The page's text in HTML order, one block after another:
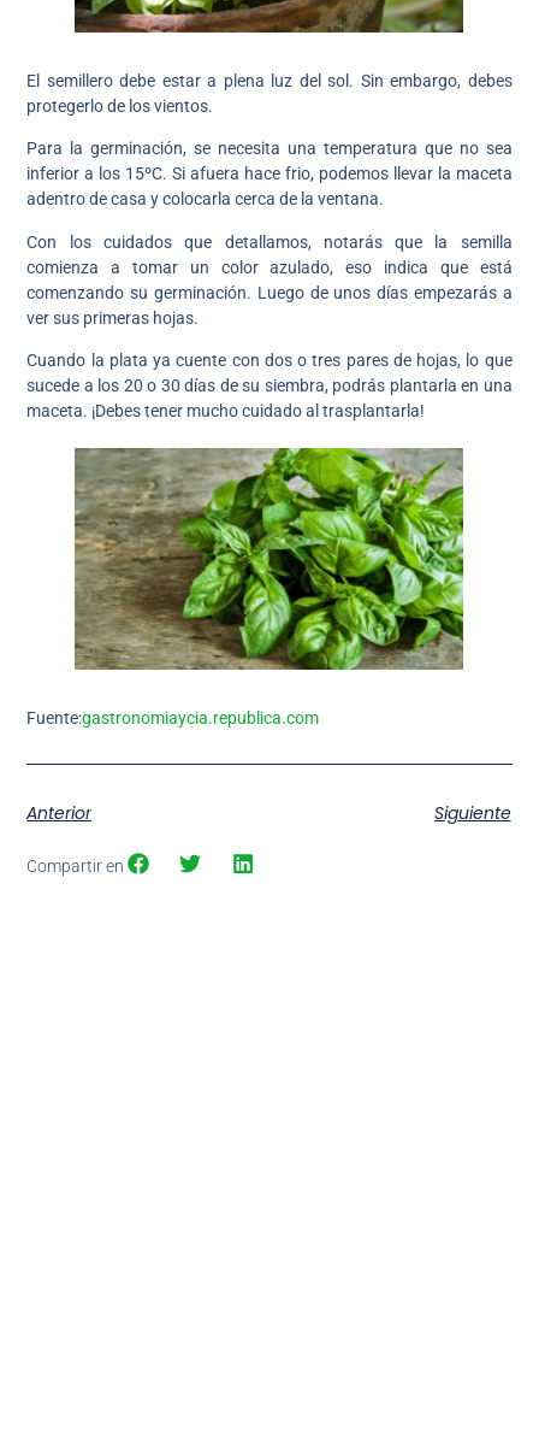
El semillero debe estar a plena luz del sol. Sin embargo, debes
protegerlo de los vientos.
Para la germinación, se necesita una temperatura que no sea
inferior a los 15ºC. Si afuera hace frio, podemos llevar la maceta
adentro de casa y colocarla cerca de la ventana.
Con los cuidados que detallamos, notarás que la semilla
comienza a tomar un color azulado, eso indica que está
comenzando su germinación. Luego de unos días empezarás a
ver sus primeras hojas.
Cuando la plata ya cuente con dos o tres pares de hojas, lo que
sucede a los 20 o 30 días de su siembra, podrás plantarla en una
maceta. ¡Debes tener mucho cuidado al trasplantarla!
Fuente:gastronomiaycia.republica.com
Anterior Siguiente
Compartir en